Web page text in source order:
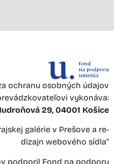
ochranu osobných údajov
vykonáva:
29, 04001 Košice
galérie v Prešove a re-
dizajn webového sídla“
podporil Fond na podporu